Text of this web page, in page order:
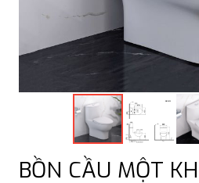
BỒN CẦU MỘT